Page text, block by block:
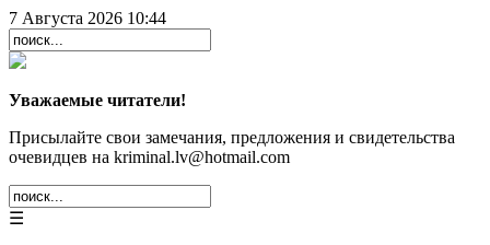
7 Августа 2026 10:44
Уважаемые читатели!
Присылайте свои замечания, предложения и свидетельства
очевидцев на kriminal.lv@hotmail.com
☰